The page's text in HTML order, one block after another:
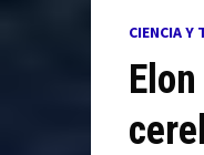
CIENCIA Y